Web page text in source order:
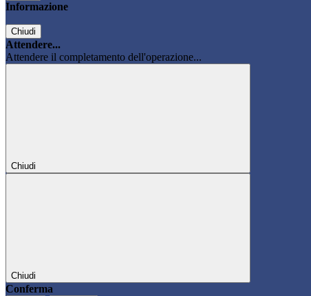
Informazione
Chiudi
Attendere...
Attendere il completamento dell'operazione...
Chiudi
Chiudi
Conferma